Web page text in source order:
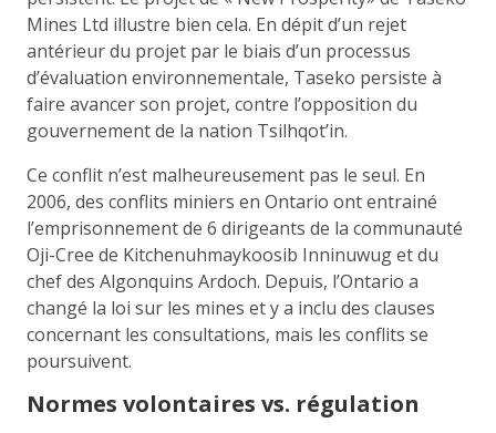
Mines Ltd illustre bien cela. En dépit d’un rejet
antérieur du projet par le biais d’un processus
d’évaluation environnementale, Taseko persiste à
faire avancer son projet, contre l’opposition du
gouvernement de la nation Tsilhqot’in.
Ce conflit n’est malheureusement pas le seul. En
2006, des conflits miniers en Ontario ont entrainé
l’emprisonnement de 6 dirigeants de la communauté
Oji-Cree de Kitchenuhmaykoosib Inninuwug et du
chef des Algonquins Ardoch. Depuis, l’Ontario a
changé la loi sur les mines et y a inclu des clauses
concernant les consultations, mais les conflits se
poursuivent.
Normes volontaires vs. régulation